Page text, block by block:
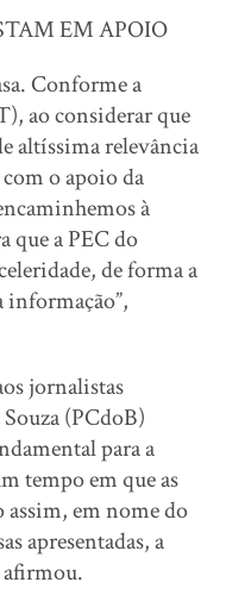
EM APOIO
Conforme a
ao considerar que
altíssima relevância
o apoio da
à
que a PEC do
de forma a
informação”,
jornalistas
(PCdoB)
para a
tempo em que as
em nome do
apresentadas, a
afirmou.